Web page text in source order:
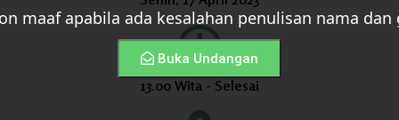
maaf apabila ada kesalahan penulisan nama dan
Buka Undangan
13.00 Wita - Selesai